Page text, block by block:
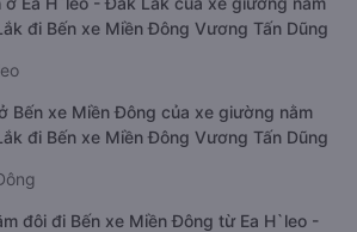
đi Bến xe Miền Đông Vương Tấn Dũng
Bến xe Miền Đông của xe giường nằm
đi Bến xe Miền Đông Vương Tấn Dũng
đôi đi Bến xe Miền Đông từ Ea H`leo -